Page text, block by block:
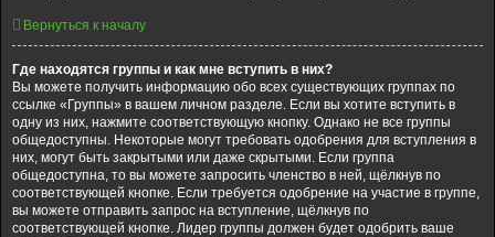
Вернуться к началу
Где находятся группы и как мне вступить в них?
Вы можете получить информацию обо всех существующих группах по
ссылке «Группы» в вашем личном разделе. Если вы хотите вступить в
одну из них, нажмите соответствующую кнопку. Однако не все группы
общедоступны. Некоторые могут требовать одобрения для вступления в
них, могут быть закрытыми или даже скрытыми. Если группа
общедоступна, то вы можете запросить членство в ней, щёлкнув по
соответствующей кнопке. Если требуется одобрение на участие в группе,
вы можете отправить запрос на вступление, щёлкнув по
соответствующей кнопке. Лидер группы должен будет одобрить ваше